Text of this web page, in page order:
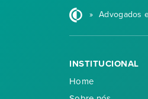
» Advogados
INSTITUCIONAL
Home